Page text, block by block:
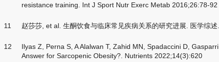
resistance training. Int J Sport Nutr Exerc Metab 2016;26:78-92
11 赵莎莎, et al. 生酮饮食与临床常见疾病关系的研究进展. 医学综
12
Ilyas Z, Perna S, A Alalwan T, Zahid MN, Spadaccini D,
Answer for Sarcopenic Obesity?. Nutrients 2022;14(3):620